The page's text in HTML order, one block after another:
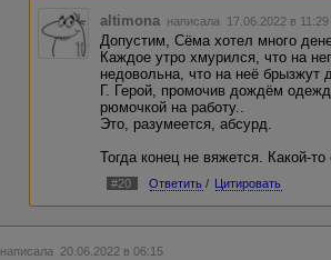
altimona написала 17.06.2022 в
Допустим, Сёма хотел много
Каждое утро хмурился, что на
недовольна, что на неё брызжут
Г. Герой, промочив дождём
рюмочкой на работу..
Это, разумеется, абсурд.
Тогда конец не вяжется. Какой-
#20 Ответить / Цитировать
написала 20.06.2022 в 06:15